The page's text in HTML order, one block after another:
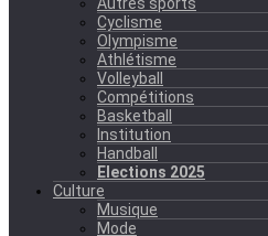
Cyclisme
Olympisme
Athlétisme
Volleyball
Compétitions
Basketball
Institution
Handball
Elections 2025
Culture
Musique
Mode